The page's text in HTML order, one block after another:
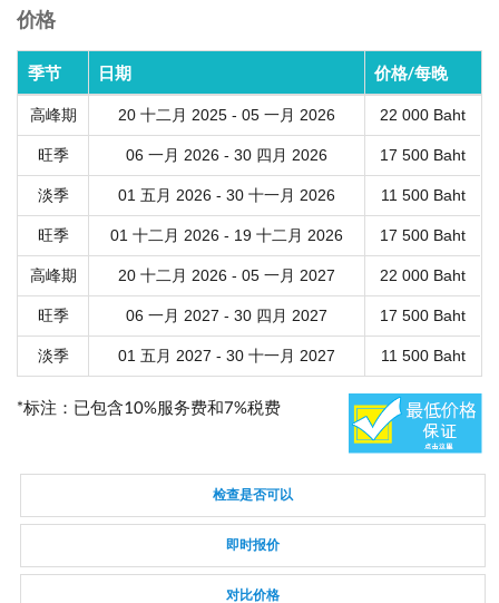
价格
季节 日期 价格/每晚
高峰期 20 十二月 2025 - 05 一月 2026 22 000 Baht
旺季 06 一月 2026 - 30 四月 2026 17 500 Baht
淡季 01 五月 2026 - 30 十一月 2026 11 500 Baht
旺季 01 十二月 2026 - 19 十二月 2026 17 500 Baht
高峰期 20 十二月 2026 - 05 一月 2027 22 000 Baht
旺季 06 一月 2027 - 30 四月 2027 17 500 Baht
淡季 01 五月 2027 - 30 十一月 2027 11 500 Baht
*标注：已包含10%服务费和7%税费
检查是否可以
即时报价
对比价格